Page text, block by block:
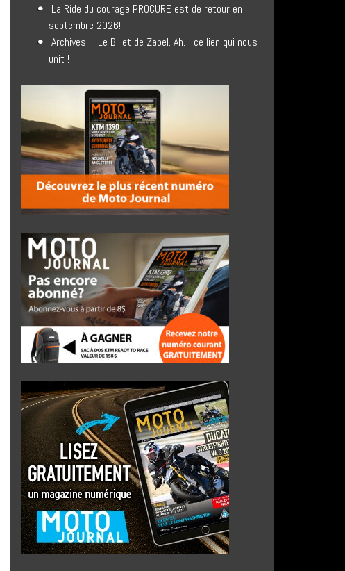
La Ride du courage PROCURE est de retour en
septembre 2026!
Archives – Le Billet de Zabel. Ah… ce lien qui nous
unit !